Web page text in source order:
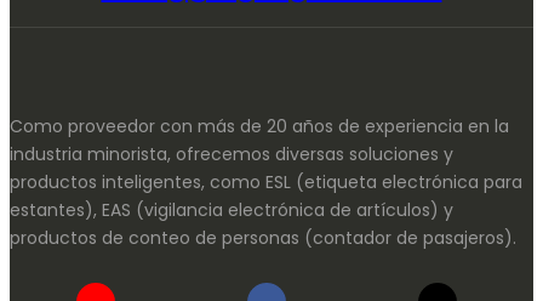
Como proveedor con más de 20 años de experiencia en la
industria minorista, ofrecemos diversas soluciones y
productos inteligentes, como ESL (etiqueta electrónica para
estantes), EAS (vigilancia electrónica de artículos) y
productos de conteo de personas (contador de pasajeros).